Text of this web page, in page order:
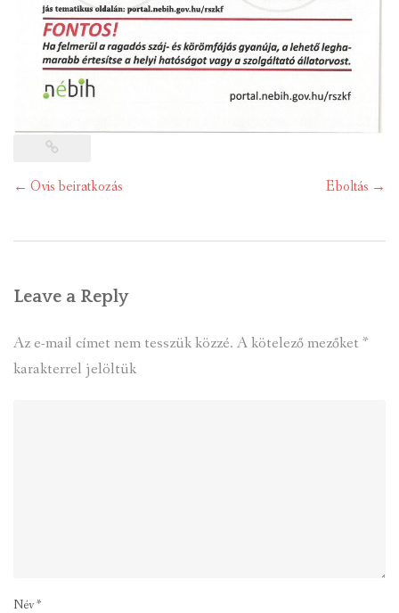
Post
← Ovis beiratkozás Eboltás →
Leave a Reply
Az e-mail címet nem tesszük közzé. A kötelező mezőket *
karakterrel jelöltük
Név*